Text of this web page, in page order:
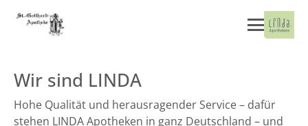
Wir sind LINDA
Hohe Qualität und herausragender Service – dafür
stehen LINDA Apotheken in ganz Deutschland – und